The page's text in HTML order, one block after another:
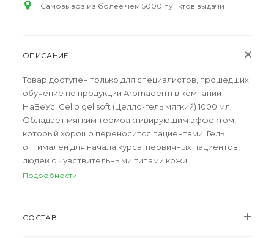
Самовывоз из более чем 5000 пунктов выдачи
ОПИСАНИЕ
Товар доступен только для специалистов, прошедших
обучение по продукции Aromaderm в компании
НаВеУс. Cello gel soft (Целло-гель мягкий) 1000 мл.
Обладает мягким термоактивирующим эффектом,
который хорошо переносится пациентами. Гель
оптимален для начала курса, первичных пациентов,
людей с чувствительными типами кожи.
Подробности
СОСТАВ